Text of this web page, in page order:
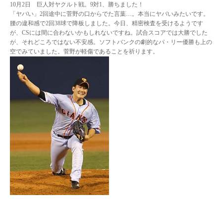
10月2日 巨人対ヤクルト戦。9対1、勝ちました！
「ヤバい」2回途中に菅野の口からでた言葉…。本当にヤバいみたいです。
腰の違和感で2回38球で降板しました。今日、精密検査を受けるようです
が、CSには間に合わないかもしれないですね。試合スコアでは大勝でした
が、それどころではない不安感。ソフトバンクの劇的なパ・リー優勝も上の
空でみていました。菅野が軽傷であることを祈ります。